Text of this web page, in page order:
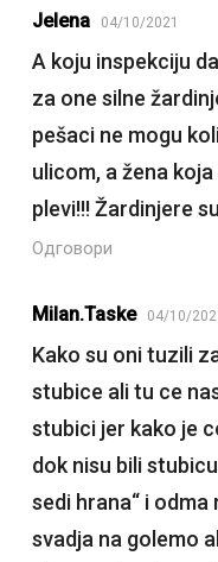
Jelena 04/10/2021
A koju inspekciju
za one silne
pešaci ne mogu
ulicom, a žena
plevi!!! Žardinjere
Одговори
Milan.taske 04/10/
Kako su oni tuzili
stubice ali tu ce
stubici jer kako je
dok nisu bili
sedi hrana“ i
svadja na golemo